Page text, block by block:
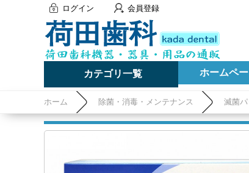
ログイン 会員登録
カテゴリ一覧 ホームペ
ホーム 除菌・消毒・メンテナンス 滅菌